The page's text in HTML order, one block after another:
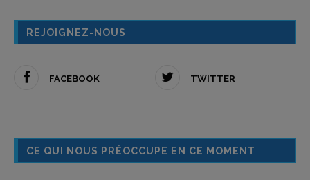
REJOIGNEZ-NOUS
FACEBOOK TWITTER
CE QUI NOUS PRÉOCCUPE EN CE MOMENT